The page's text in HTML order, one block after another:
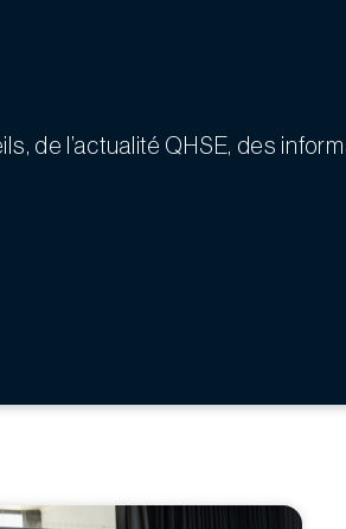
de l’actualité QHSE, des